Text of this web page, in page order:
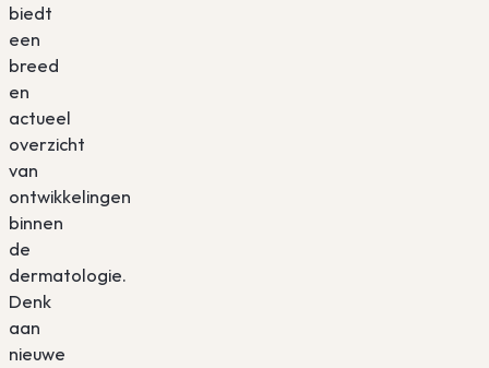
biedt
een
breed
en
actueel
overzicht
van
ontwikkelingen
binnen
de
dermatologie.
Denk
aan
nieuwe